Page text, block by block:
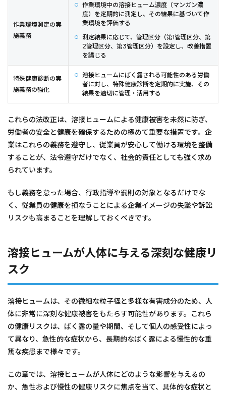
作業環境測定の実
施義務
作業環境中の溶接ヒューム濃度（マンガン濃
度）を定期的に測定し、その結果に基づいて作
業環境を評価する
測定結果に応じて、管理区分（第1管理区分、第
2管理区分、第3管理区分）を設定し、改善措置
を講じる
特殊健康診断の実
施義務の強化
溶接ヒュームにばく露される可能性のある労働
者に対し、特殊健康診断を定期的に実施、その
結果を適切に管理・活用する
これらの法改正は、溶接ヒュームによる健康被害を未然に防ぎ、
労働者の安全と健康を確保するための極めて重要な措置です。企
業はこれらの義務を遵守し、従業員が安心して働ける環境を整備
することが、法令遵守だけでなく、社会的責任としても強く求め
られています。
もし義務を怠った場合、行政指導や罰則の対象となるだけでな
く、従業員の健康を損なうことによる企業イメージの失墜や訴訟
リスクも高まることを理解しておくべきです。
溶接ヒュームが人体に与える深刻な健康リ
スク
溶接ヒュームは、その微細な粒子径と多様な有害成分のため、人
体に非常に深刻な健康被害をもたらす可能性があります。これら
の健康リスクは、ばく露の量や期間、そして個人の感受性によっ
て異なり、急性的な症状から、長期的なばく露による慢性的な重
篤な疾患まで様々です。
この章では、溶接ヒュームが人体にどのような影響を与えるの
か、急性および慢性の健康リスクに焦点を当て、具体的な症状と